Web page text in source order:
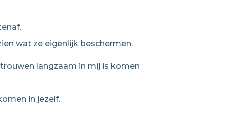
wat ze eigenlijk beschermen.
langzaam in mij is komen
in jezelf.